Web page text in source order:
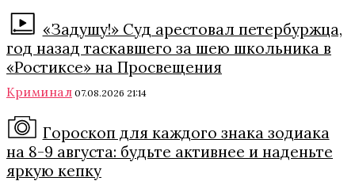
«Задушу!» Суд арестовал петербуржца,
год назад таскавшего за шею школьника в
«Ростиксе» на Просвещения
Криминал 07.08.2026 21:14
Гороскоп для каждого знака зодиака
на 8-9 августа: будьте активнее и наденьте
яркую кепку